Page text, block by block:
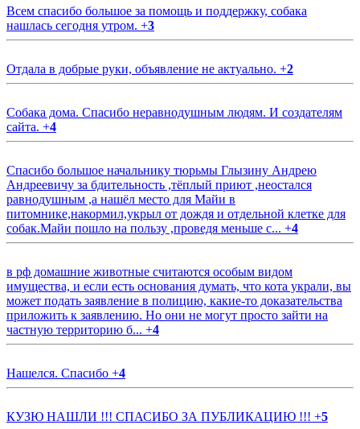
Всем спасибо большое за помощь и поддержку, собака
нашлась сегодня утром. +3
Отдала в добрые руки, объявление не актуально. +2
Собака дома. Спасибо неравнодушным людям. И создателям
сайта. +4
Спасибо большое начальнику тюрьмы Глызину Андрею
Андреевичу за бдительность ,тёплый приют ,неостался
равнодушным ,а нашёл место для Майи в
питомнике,накормил,укрыл от дождя и отдельной клетке для
собак.Майи пошло на пользу ,проведя меньше с... +4
в рф домашние животные считаются особым видом
имущества, и если есть основания думать, что кота украли, вы
может подать заявление в полицию, какие-то доказательства
приложить к заявлению. Но они не могут просто зайти на
частную территорию б... +4
Нашелся. Спасибо +4
КУЗЮ НАШЛИ !!! СПАСИБО ЗА ПУБЛИКАЦИЮ !!! +5